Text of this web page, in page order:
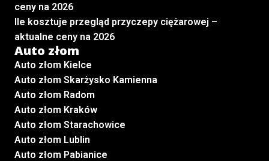
ceny na 2026
Ile kosztuje przegląd przyczepy ciężarowej –
aktualne ceny na 2026
Auto złom
Auto złom Kielce
Auto złom Skarżysko Kamienna
Auto złom Radom
Auto złom Kraków
Auto złom Starachowice
Auto złom Lublin
Auto złom Pabianice